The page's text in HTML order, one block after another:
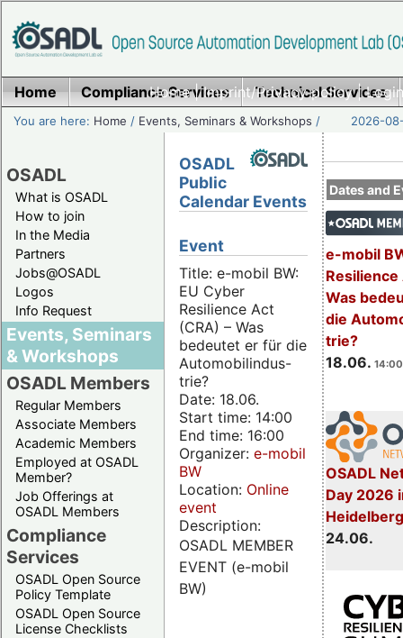
Home|Imprint/Privacy policy|
Home Compliance Services Technical Services
You are here: Home / Events, Seminars & Workshops / 2026-
OSADL
What is OSADL
How to join
In the Media
Partners
Jobs@OSADL
Logos
Info Request
Events, Seminars
& Workshops
OSADL Members
Regular Members
Associate Members
Academic Members
Employed at OSADL
Member?
Job Offerings at
OSADL Members
Compliance
Services
OSADL Open Source
Policy Template
OSADL Open Source
License Checklists
Dates and
e-mobil
Resilience
Was
die
trie?
18.06.
OSADL
Day 2026
24.06.
OSADL
Public
Calendar Events
Event
Title: e-mobil BW:
EU Cyber
Resilience Act
(CRA) – Was
bedeutet er für die
Automobilindus-
trie?
Date: 18.06.
Start time: 14:00
End time: 16:00
Organizer: e-mobil
BW
Location: Online
event
Description:
OSADL MEMBER
EVENT (e-mobil
BW)